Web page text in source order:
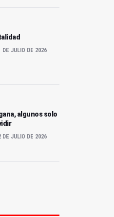
DE JULIO DE 2026
algunos solo
DE JULIO DE 2026